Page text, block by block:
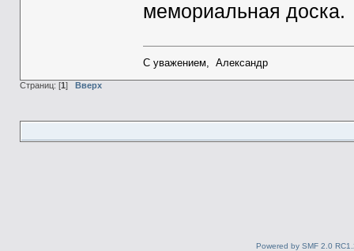
мемориальная доска.
С уважением, Александр
Страниц: [1] Вверх
Powered by SMF 2.0